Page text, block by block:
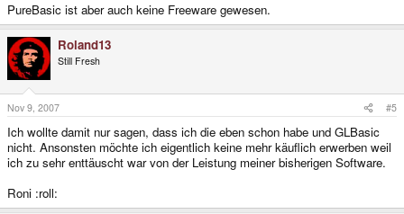
PureBasic ist aber auch keine Freeware gewesen.
Roland13
Still Fresh
Nov 9, 2007 #5
Ich wollte damit nur sagen, dass ich die eben schon habe und GLBasic
nicht. Ansonsten möchte ich eigentlich keine mehr käuflich erwerben weil
ich zu sehr enttäuscht war von der Leistung meiner bisherigen Software.
Roni :roll: